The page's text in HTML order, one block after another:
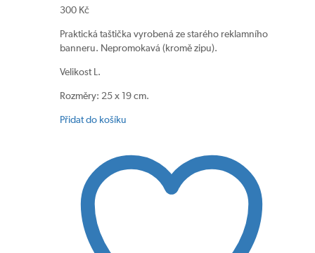
300 Kč
Praktická taštička vyrobená ze starého reklamního
banneru. Nepromokavá (kromě zipu).
Velikost L.
Rozměry: 25 x 19 cm.
Přidat do košíku